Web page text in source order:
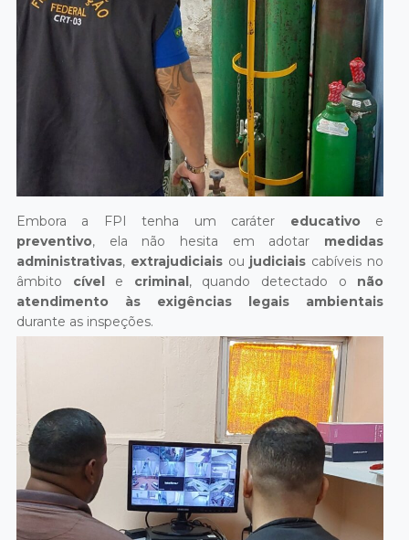
Embora a FPI tenha um caráter educativoe
preventivo, ela não hesita em adotar medidas
administrativas, extrajudiciaisou judiciais cabíveis no
âmbito cívele criminal, quando detectado o não
atendimento às exigências legais ambientais
durante as inspeções.